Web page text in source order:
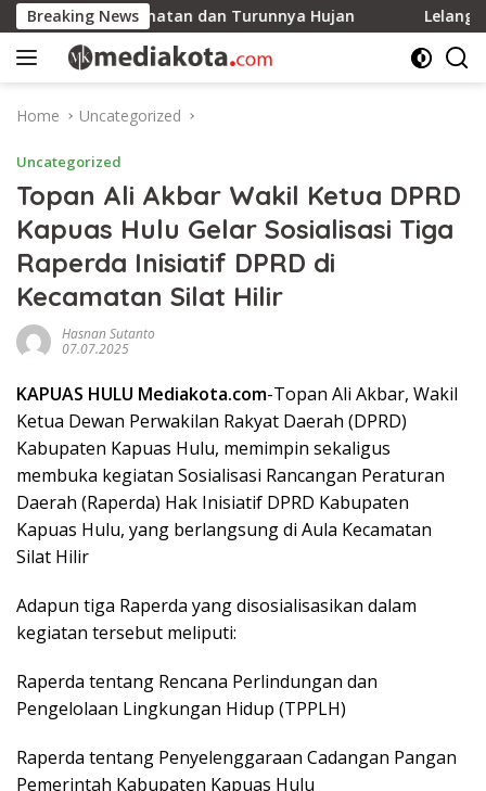
Skip
to
content
Breaking News
Keselamatan dan Turunnya Hujan Lelang Serentak
Home Uncategorized
Uncategorized
Topan Ali Akbar Wakil Ketua DPRD
Kapuas Hulu Gelar Sosialisasi Tiga
Raperda Inisiatif DPRD di
Kecamatan Silat Hilir
Hasnan Sutanto
07.07.2025
KAPUAS HULU Mediakota.com-Topan Ali Akbar, Wakil
Ketua Dewan Perwakilan Rakyat Daerah (DPRD)
Kabupaten Kapuas Hulu, memimpin sekaligus
membuka kegiatan Sosialisasi Rancangan Peraturan
Daerah (Raperda) Hak Inisiatif DPRD Kabupaten
Kapuas Hulu, yang berlangsung di Aula Kecamatan
Silat Hilir
Adapun tiga Raperda yang disosialisasikan dalam
kegiatan tersebut meliputi:
Raperda tentang Rencana Perlindungan dan
Pengelolaan Lingkungan Hidup (TPPLH)
Raperda tentang Penyelenggaraan Cadangan Pangan
Pemerintah Kabupaten Kapuas Hulu